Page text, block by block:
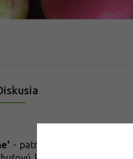
- patrí medzi moderné